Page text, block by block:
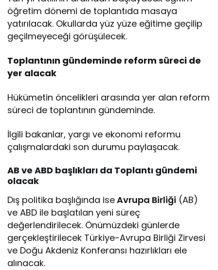
öğretim dönemi de toplantıda masaya
yatırılacak. Okullarda yüz yüze eğitime geçilip
geçilmeyeceği görüşülecek.
Toplantının gündeminde reform süreci de
yer alacak
Hükümetin öncelikleri arasında yer alan reform
süreci de toplantının gündeminde.
İlgili bakanlar, yargı ve ekonomi reformu
çalışmalardaki son durumu paylaşacak.
AB ve ABD başlıkları da Toplantı gündemi
olacak
Dış politika başlığında iseAvrupa Birliği (AB)
ve ABD ile başlatılan yeni süreç
değerlendirilecek. Önümüzdeki günlerde
gerçekleştirilecek Türkiye-Avrupa Birliği Zirvesi
ve Doğu Akdeniz Konferansı hazırlıkları ele
alınacak.